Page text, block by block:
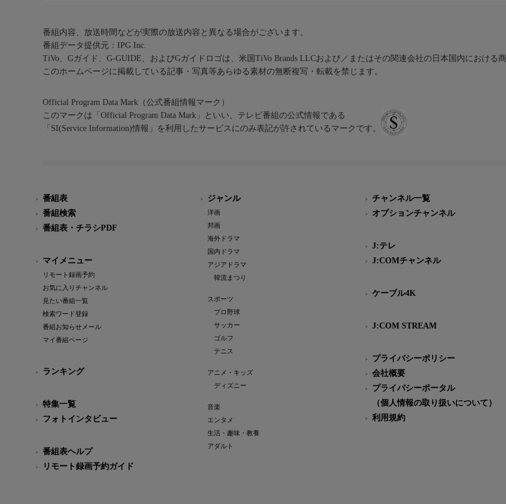
番組内容、放送時間などが実際の放送内容と異なる場合がございます。
番組データ提供元：IPG Inc.
TiVo、Gガイド、G-GUIDE、およびGガイドロゴは、米国TiVo Brands LLCおよび／またはその関連会社の日本国内における
このホームページに掲載している記事・写真等あらゆる素材の無断複写・転載を禁じます。
Official Program Data Mark（公式番組情報マーク）
このマークは「Official Program Data Mark」といい、テレビ番組の公式情報である
「SI(Service Information)情報」を利用したサービスにのみ表記が許されているマークです。
番組表
番組検索
番組表・チラシPDF
マイメニュー
リモート録画予約
お気に入りチャンネル
見たい番組一覧
検索ワード登録
番組お知らせメール
マイ番組ページ
ランキング
特集一覧
フォトインタビュー
番組表ヘルプ
リモート録画予約ガイド
ジャンル
洋画
邦画
海外ドラマ
国内ドラマ
アジアドラマ
韓流まつり
スポーツ
プロ野球
サッカー
ゴルフ
テニス
アニメ・キッズ
ディズニー
音楽
エンタメ
生活・趣味・教養
アダルト
チャンネル一覧
オプションチャンネル
J:テレ
J:COMチャンネル
ケーブル4K
J:COM STREAM
プライバシーポリシー
会社概要
プライバシーポータル
（個人情報の取り扱いについて）
利用規約